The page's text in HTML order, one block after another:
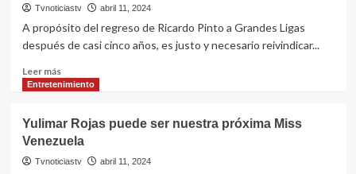
los
cines
una
las
mejores
acción
y
ciencia
Tvnoticiastv abril 11, 2024
A propósito del regreso de Ricardo Pinto a Grandes Ligas
después de casi cinco años, es justo y necesario reivindicar...
Leer másLeer
más
Pinto
y
su
Entretenimiento
Yulimar Rojas puede ser nuestra próxima Miss
Venezuela
Tvnoticiastv abril 11, 2024